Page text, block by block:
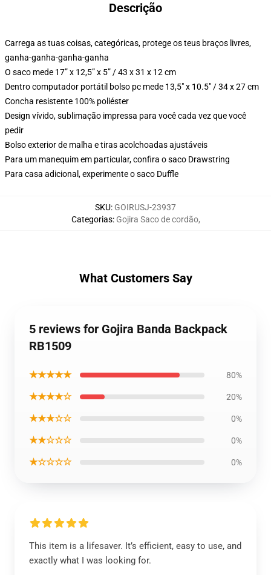
Descrição
Carrega as tuas coisas, categóricas, protege os teus braços livres,
ganha-ganha-ganha-ganha
O saco mede 17” x 12,5” x 5” / 43 x 31 x 12 cm
Dentro computador portátil bolso pc mede 13,5" x 10.5" / 34 x 27 cm
Concha resistente 100% poliéster
Design vívido, sublimação impressa para você cada vez que você
pedir
Bolso exterior de malha e tiras acolchoadas ajustáveis
Para um manequim em particular, confira o saco Drawstring
Para casa adicional, experimente o saco Duffle
SKU: GOIRUSJ-23937
Categorias: Gojira Saco de cordão,
What Customers Say
5 reviews for Gojira Banda Backpack
RB1509
★★★★★ 80%
★★★★☆ 20%
★★★☆☆ 0%
★★☆☆☆ 0%
★☆☆☆☆ 0%
This item is a lifesaver. It’s efficient, easy to use, and
exactly what I was looking for.